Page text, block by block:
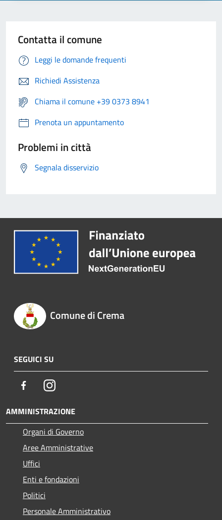
Contatta il comune
Leggi le domande frequenti
Richiedi Assistenza
Chiama il comune +39 0373 8941
Prenota un appuntamento
Problemi in città
Segnala disservizio
Comune di Crema
SEGUICI SU
FacebookInstagram
AMMINISTRAZIONE
Organi di Governo
Aree Amministrative
Uffici
Enti e fondazioni
Politici
Personale Amministrativo